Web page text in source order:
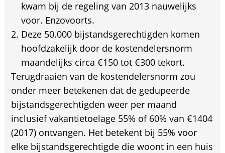
kwam bij de regeling van 2013 nauwelijks
voor. Enzovoorts.
Deze 50.000 bijstandsgerechtigden komen
hoofdzakelijk door de kostendelersnorm
maandelijks circa €150 tot €300 tekort.
Terugdraaien van de kostendelersnorm zou
onder meer betekenen dat de gedupeerde
bijstandsgerechtigden weer per maand
inclusief vakantietoelage 55% of 60% van €1404
(2017) ontvangen. Het betekent bij 55% voor
elke bijstandsgerechtigde die woont in een huis